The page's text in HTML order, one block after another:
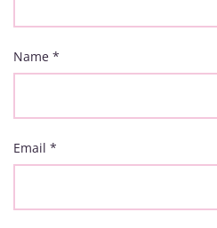
Name *
Email *